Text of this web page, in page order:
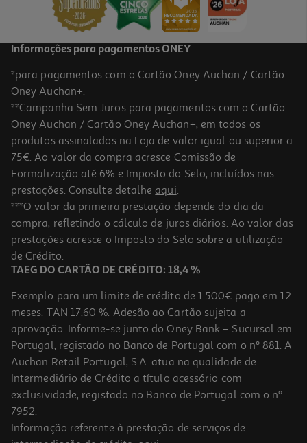
Informações para pagamentos ONEY
*para pagamentos com o Cartão Oney Auchan / Cartão
Oney Auchan+.
**Campanha Sem Juros para pagamentos com o Cartão
Oney Auchan / Cartão Oney Auchan+, em todos os
produtos assinalados na Loja de valor igual ou superior a
75€. Ao valor da compra acresce Comissão de
Formalização até 6% e Imposto do Selo, incluídos nas
prestações. Consulte detalhe aqui.
***O valor da primeira prestação depende do dia da
compra, refletindo o cálculo de juros diários. Ao valor das
prestações acresce o Imposto do Selo sobre a utilização
de Crédito.
TAEG DO CARTÃO DE CRÉDITO: 18,4 %
Exemplo para um limite de crédito de 1.500€ pago em 12
meses. TAN 17,60 %. Adesão ao Cartão sujeita a
aprovação. Informe-se junto do Oney Bank – Sucursal em
Portugal, registado no Banco de Portugal com o nº 881. A
Auchan Retail Portugal, S.A. atua na qualidade de
Intermediário de Crédito a título acessório com
exclusividade, registado no Banco de Portugal com o nº
7952.
Informação referente à prestação de serviços de